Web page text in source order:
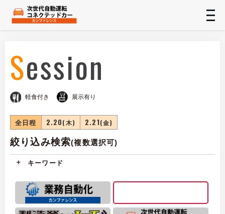
Session
全日程 2.20(木) 2.21(金)
軽食付き 展示有り
絞り込み検索(複数選択可)
キーワード